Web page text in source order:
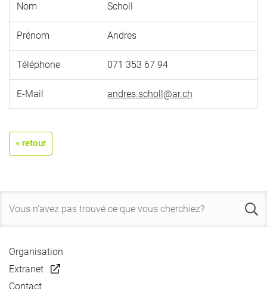
Nom Scholl
Prénom Andres
Téléphone 071 353 67 94
E-Mail andres.scholl@ar.ch
« retour
Organisation
Extranet
Contact